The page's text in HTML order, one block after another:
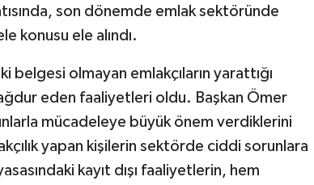
son dönemde emlak sektöründe
konusu ele alındı.
belgesi olmayan emlakçıların yarattığı
eden faaliyetleri oldu. Başkan Ömer
mücadeleye büyük önem verdiklerini
yapan kişilerin sektörde ciddi sorunlara
kayıt dışı faaliyetlerin, hem